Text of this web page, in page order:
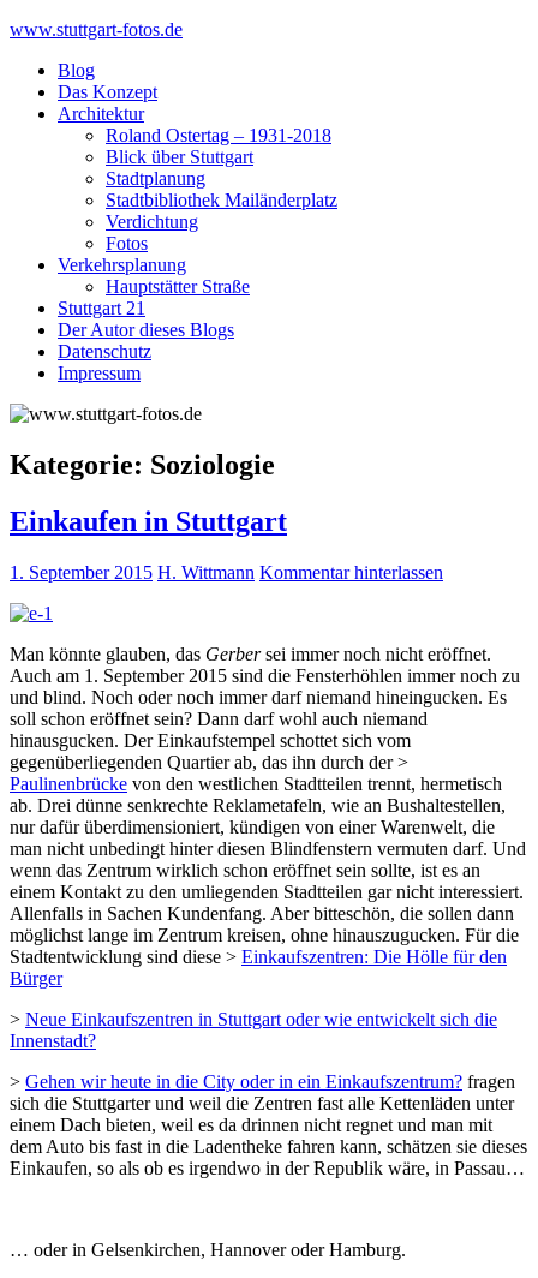
Skip
content
www.stuttgart-fotos.de
Blog
Das Konzept
Architektur
Roland Ostertag – 1931-2018
Blick über Stuttgart
Stadtplanung
Stadtbibliothek Mailänderplatz
Verdichtung
Fotos
Verkehrsplanung
Hauptstätter Straße
Stuttgart 21
Der Autor dieses Blogs
Datenschutz
Impressum
Kategorie: Soziologie
Einkaufen in Stuttgart
1. September 2015 H. Wittmann Kommentar hinterlassen
Man könnte glauben, das Gerbersei immer noch nicht eröffnet.
Auch am 1. September 2015 sind die Fensterhöhlen immer noch zu
und blind. Noch oder noch immer darf niemand hineingucken. Es
soll schon eröffnet sein? Dann darf wohl auch niemand
hinausgucken. Der Einkaufstempel schottet sich vom
gegenüberliegenden Quartier ab, das ihn durch der >
Paulinenbrücke von den westlichen Stadtteilen trennt, hermetisch
ab. Drei dünne senkrechte Reklametafeln, wie an Bushaltestellen,
nur dafür überdimensioniert, kündigen von einer Warenwelt, die
man nicht unbedingt hinter diesen Blindfenstern vermuten darf. Und
wenn das Zentrum wirklich schon eröffnet sein sollte, ist es an
einem Kontakt zu den umliegenden Stadtteilen gar nicht interessiert.
Allenfalls in Sachen Kundenfang. Aber bitteschön, die sollen dann
möglichst lange im Zentrum kreisen, ohne hinauszugucken. Für die
Stadtentwicklung sind diese > Einkaufszentren: Die Hölle für den
Bürger
> Neue Einkaufszentren in Stuttgart oder wie entwickelt sich die
Innenstadt?
> Gehen wir heute in die City oder in ein Einkaufszentrum? fragen
sich die Stuttgarter und weil die Zentren fast alle Kettenläden unter
einem Dach bieten, weil es da drinnen nicht regnet und man mit
dem Auto bis fast in die Ladentheke fahren kann, schätzen sie dieses
Einkaufen, so als ob es irgendwo in der Republik wäre, in Passau…
… oder in Gelsenkirchen, Hannover oder Hamburg.